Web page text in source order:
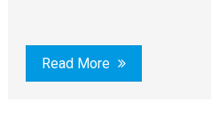
Read More